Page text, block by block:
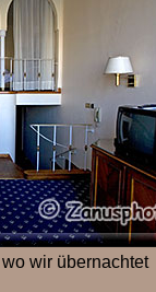
wir übernachtet